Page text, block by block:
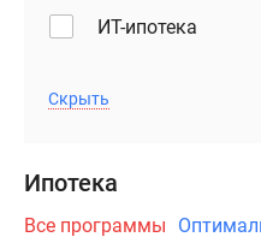
ИТ-ипотека
Скрыть
Ипотека
Все программы